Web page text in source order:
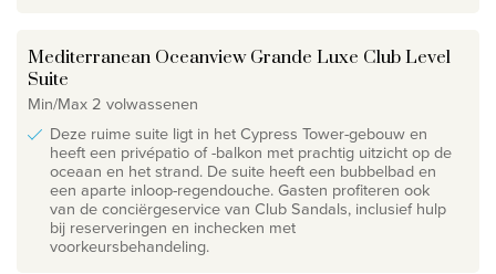
Mediterranean Oceanview Grande Luxe Club Level
Suite
Min/Max 2 volwassenen
Deze ruime suite ligt in het Cypress Tower-gebouw en
heeft een privépatio of -balkon met prachtig uitzicht op de
oceaan en het strand. De suite heeft een bubbelbad en
een aparte inloop-regendouche. Gasten profiteren ook
van de conciërgeservice van Club Sandals, inclusief hulp
bij reserveringen en inchecken met
voorkeursbehandeling.